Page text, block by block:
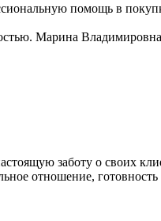
помощь в
Марина
заботу о своих
отношение,